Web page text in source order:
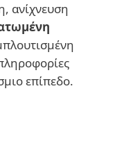
ανίχνευση
επίπεδο.